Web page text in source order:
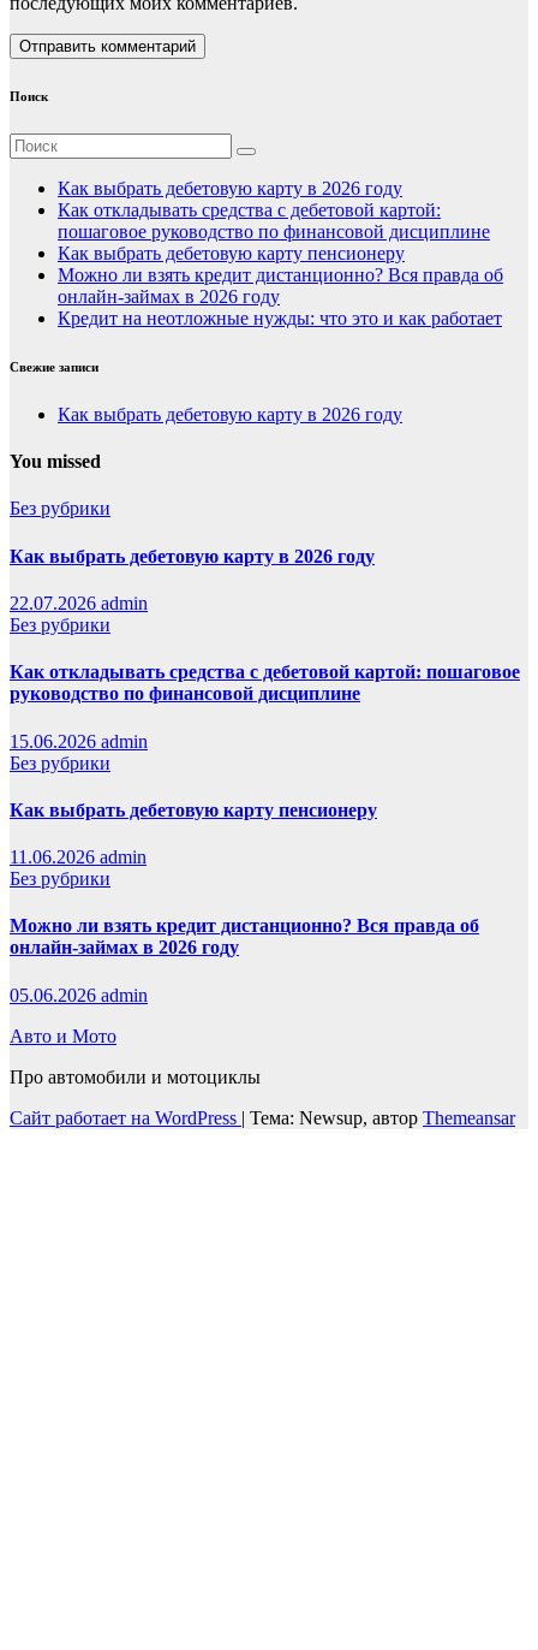
Поиск
Как выбрать дебетовую карту в 2026 году
Как откладывать средства с дебетовой картой:
пошаговое руководство по финансовой дисциплине
Как выбрать дебетовую карту пенсионеру
Можно ли взять кредит дистанционно? Вся правда об
онлайн-займах в 2026 году
Кредит на неотложные нужды: что это и как работает
Свежие записи
Как выбрать дебетовую карту в 2026 году
You missed
Без рубрики
Как выбрать дебетовую карту в 2026 году
22.07.2026 admin
Без рубрики
Как откладывать средства с дебетовой картой: пошаговое
руководство по финансовой дисциплине
15.06.2026 admin
Без рубрики
Как выбрать дебетовую карту пенсионеру
11.06.2026 admin
Без рубрики
Можно ли взять кредит дистанционно? Вся правда об
онлайн-займах в 2026 году
05.06.2026 admin
Авто и Мото
Про автомобили и мотоциклы
Сайт работает на WordPress | Тема: Newsup, автор Themeansar